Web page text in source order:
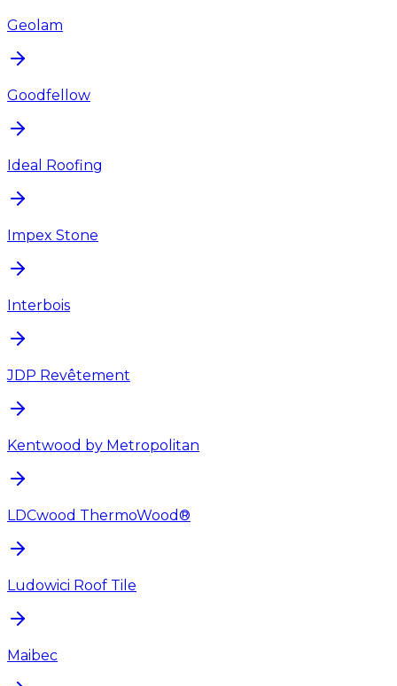
Geolam
Goodfellow
Ideal Roofing
Impex Stone
Interbois
JDP Revêtement
Kentwood by Metropolitan
LDCwood ThermoWood®
Ludowici Roof Tile
Maibec